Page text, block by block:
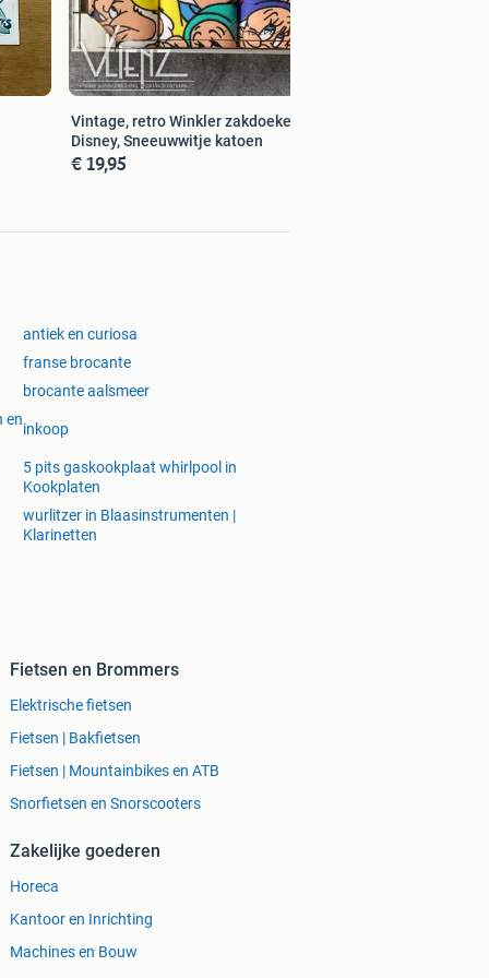
Vintage, retro Winkler zakdoeken
Disney, Sneeuwwitje katoen
€ 19,95
antiek en curiosa
franse brocante
brocante aalsmeer
en
inkoop
5 pits gaskookplaat whirlpool in
Kookplaten
wurlitzer in Blaasinstrumenten |
Klarinetten
Fietsen en Brommers
Elektrische fietsen
Fietsen | Bakfietsen
Fietsen | Mountainbikes en ATB
Snorfietsen en Snorscooters
Zakelijke goederen
Horeca
Kantoor en Inrichting
Machines en Bouw